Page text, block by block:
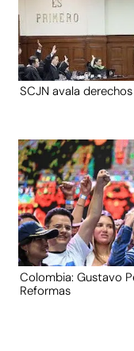
SCJN avala
Colombia: Gustavo
Reformas